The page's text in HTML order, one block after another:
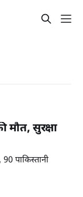
मौत, सुरक्षा
पाकिस्तानी